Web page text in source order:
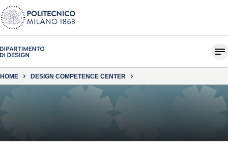
HOME DESIGN COMPETENCE CENTER